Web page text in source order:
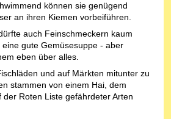
können sie genügend
an ihren Kiemen vorbeiführen.
auch Feinschmeckern kaum
gute Gemüsesuppe - aber
eben über alles.
und auf Märkten mitunter zu
stammen von einem Hai, dem
Roten Liste gefährdeter Arten